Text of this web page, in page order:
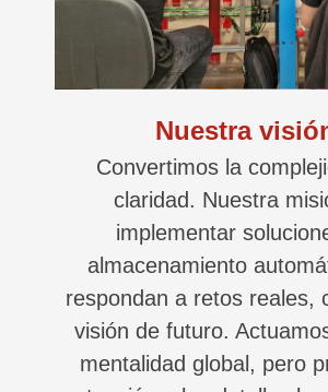
Nuestra
Convertimos la
claridad. Nuestra
implementar
almacenamiento
respondan a retos reales,
visión de futuro.
mentalidad global, pero